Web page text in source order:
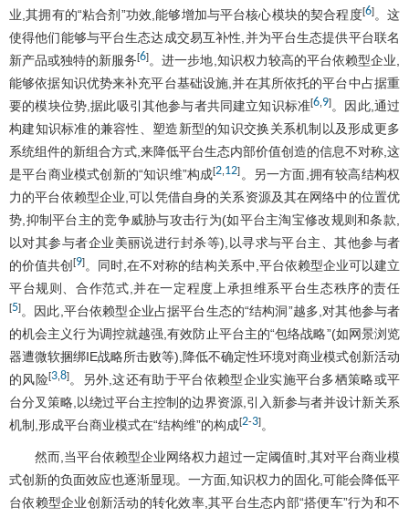
业,其拥有的“粘合剂”功效,能够增加与平台核心模块的契合程度[6]。这
使得他们能够与平台生态达成交易互补性,并为平台生态提供平台联名
新产品或独特的新服务[6]。进一步地,知识权力较高的平台依赖型企业,
能够依据知识优势来补充平台基础设施,并在其所依托的平台中占据重
要的模块位势,据此吸引其他参与者共同建立知识标准[6 9]。因此,通过
构建知识标准的兼容性、塑造新型的知识交换关系机制以及形成更多
系统组件的新组合方式,来降低平台生态内部价值创造的信息不对称,这
是平台商业模式创新的“知识维”构成[2 12] 。另一方面,拥有较高结构权
力的平台依赖型企业,可以凭借自身的关系资源及其在网络中的位置优
势,抑制平台主的竞争威胁与攻击行为(如平台主淘宝修改规则和条款,
以对其参与者企业美丽说进行封杀等),以寻求与平台主、其他参与者
的价值共创[9]。同时,在不对称的结构关系中,平台依赖型企业可以建立
平台规则、合作范式,并在一定程度上承担维系平台生态秩序的责任
[5]。因此,平台依赖型企业占据平台生态的“结构洞”越多,对其他参与者
的机会主义行为调控就越强,有效防止平台主的“包络战略”(如网景浏览
器遭微软捆绑IE战略所击败等),降低不确定性环境对商业模式创新活动
的风险[3, 8]。另外,这还有助于平台依赖型企业实施平台多栖策略或平
台分叉策略,以绕过平台主控制的边界资源,引入新参与者并设计新关系
机制,形成平台商业模式在“结构维”的构成[2-3]。
然而,当平台依赖型企业网络权力超过一定阈值时,其对平台商业模
式创新的负面效应也逐渐显现。一方面,知识权力的固化,可能会降低平
台依赖型企业创新活动的转化效率,其平台生态内部“搭便车”行为和不